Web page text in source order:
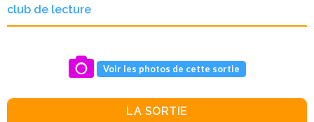
club de lecture
Voir les photos de cette sortie
LA SORTIE